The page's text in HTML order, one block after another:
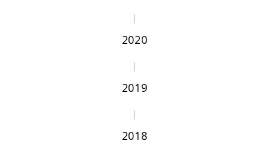
2020
2019
2018